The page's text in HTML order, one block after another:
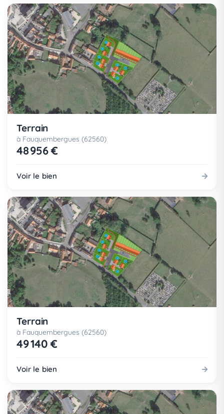
Terrain
à Fauquembergues (62560)
48 956 €
Voir le bien
Terrain
à Fauquembergues (62560)
49 140 €
Voir le bien